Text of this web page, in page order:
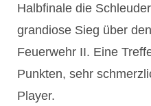
Halbfinale die
grandiose Sieg über
Feuerwehr II. Eine
Punkten, sehr
Player.